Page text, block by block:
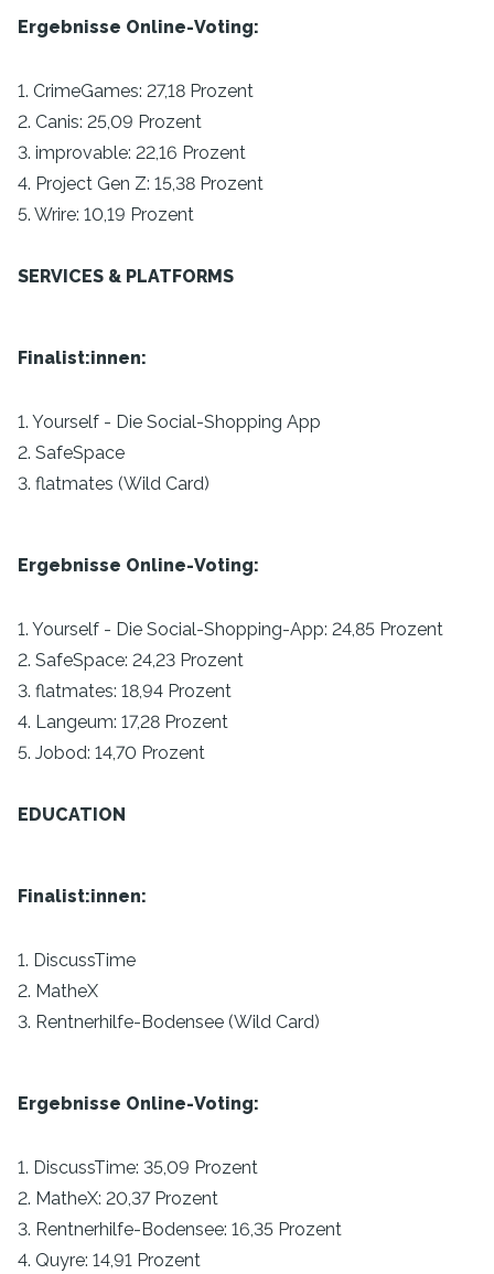
Ergebnisse Online-Voting:
1. CrimeGames: 27,18 Prozent
2. Canis: 25,09 Prozent
3. improvable: 22,16 Prozent
4. Project Gen Z: 15,38 Prozent
5. Wrire: 10,19 Prozent
SERVICES & PLATFORMS
Finalist:innen:
1. Yourself - Die Social-Shopping App
2. SafeSpace
3. flatmates (Wild Card)
Ergebnisse Online-Voting:
1. Yourself - Die Social-Shopping-App: 24,85 Prozent
2. SafeSpace: 24,23 Prozent
3. flatmates: 18,94 Prozent
4. Langeum: 17,28 Prozent
5. Jobod: 14,70 Prozent
EDUCATION
Finalist:innen:
1. DiscussTime
2. MatheX
3. Rentnerhilfe-Bodensee (Wild Card)
Ergebnisse Online-Voting:
1. DiscussTime: 35,09 Prozent
2. MatheX: 20,37 Prozent
3. Rentnerhilfe-Bodensee: 16,35 Prozent
4. Quyre: 14,91 Prozent